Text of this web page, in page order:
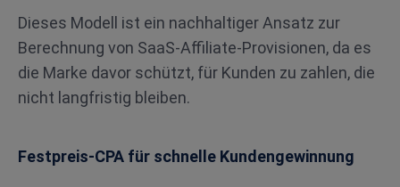
Dieses Modell ist ein nachhaltiger Ansatz zur
Berechnung von SaaS-Affiliate-Provisionen, da es
die Marke davor schützt, für Kunden zu zahlen, die
nicht langfristig bleiben.
Festpreis-CPA für schnelle Kundengewinnung